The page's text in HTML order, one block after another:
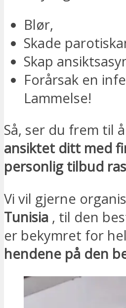
Blør,
Skade
Skap
Forårsak en
Lammelse!
Så, ser du frem til å
ansiktet ditt med
personlig tilbud
Vi vil gjerne
Tunisia , til den
er bekymret for
hendene på den